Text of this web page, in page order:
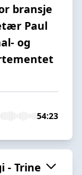
bransje
Paul
og
54:23
- Trine